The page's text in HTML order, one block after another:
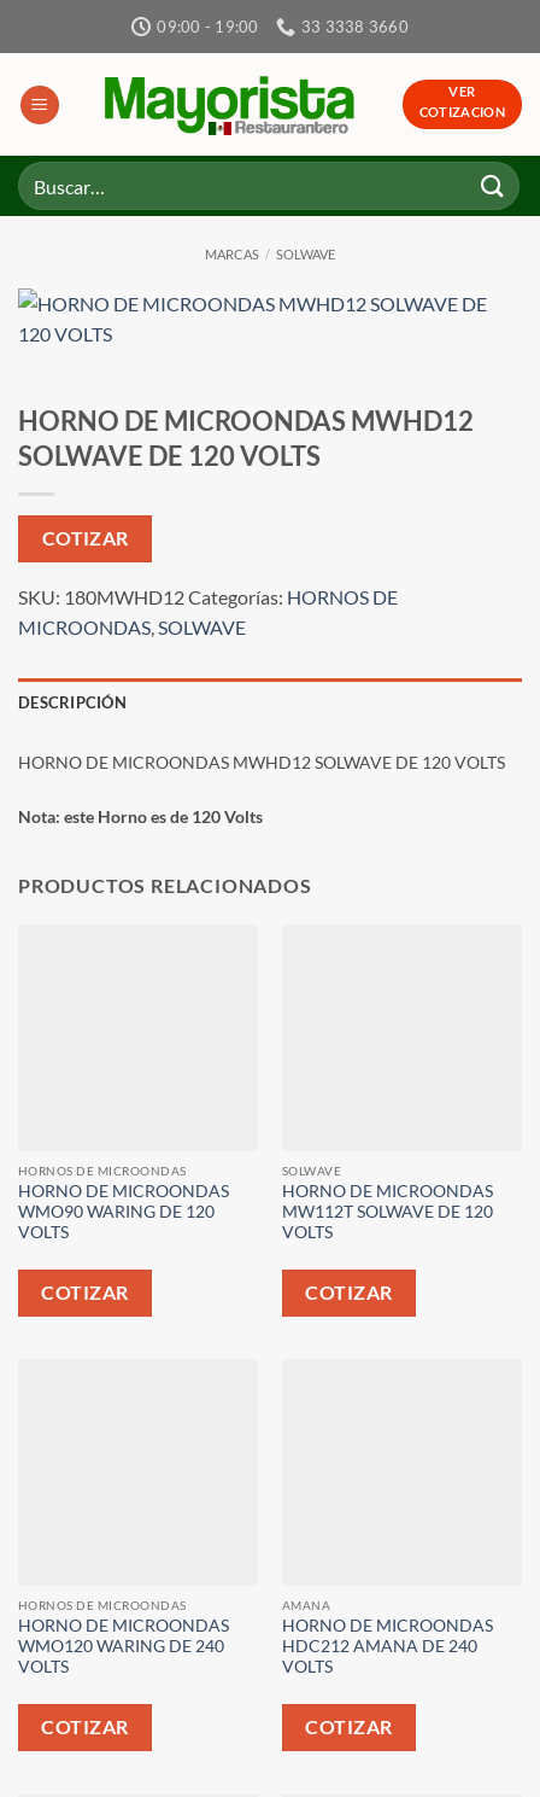
09:00 - 19:00 33 3338 3660
VER
COTIZACION
Buscar
por:
MARCAS / SOLWAVE
HORNO DE MICROONDAS MWHD12
SOLWAVE DE 120 VOLTS
COTIZAR
SKU: 180MWHD12Categorías: HORNOS DE
MICROONDAS SOLWAVE
DESCRIPCIÓN
HORNO DE MICROONDAS MWHD12 SOLWAVE DE 120 VOLTS
Nota: este Horno es de 120 Volts
PRODUCTOS RELACIONADOS
HORNOS DE MICROONDAS
HORNO DE MICROONDAS
WMO90 WARING DE 120
VOLTS
COTIZAR
SOLWAVE
HORNO DE MICROONDAS
MW112T SOLWAVE DE 120
VOLTS
COTIZAR
HORNOS DE MICROONDAS
HORNO DE MICROONDAS
WMO120 WARING DE 240
VOLTS
COTIZAR
AMANA
HORNO DE MICROONDAS
HDC212 AMANA DE 240
VOLTS
COTIZAR